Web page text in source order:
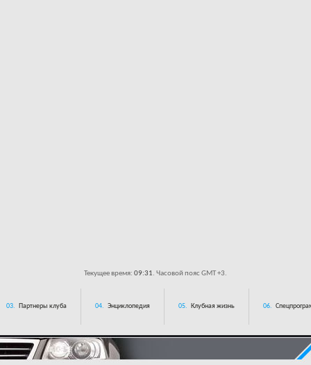
Текущее время: 09:31. Часовой пояс GMT +3.
03. Партнеры клуба 04. Энциклопедия 05. Клубная жизнь 06.